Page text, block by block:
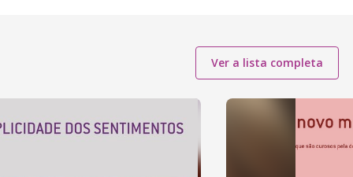
Ver a lista completa